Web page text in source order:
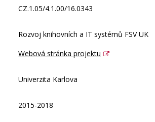
CZ.1.05/4.1.00/16.0343
Rozvoj knihovních a IT systémů FSV UK
Webová stránka projektu
Univerzita Karlova
2015-2018